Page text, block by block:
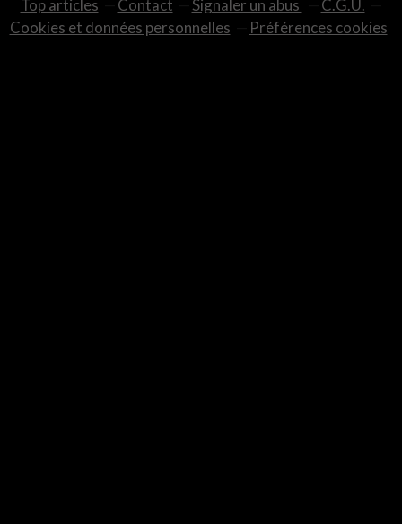
Top articles Contact Signaler un abus
C.G.U.
Cookies et données personnelles
Préférences cookies